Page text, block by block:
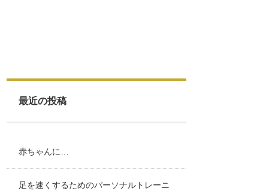
最近の投稿
赤ちゃんに…
足を速くするためのパーソナルトレーニ